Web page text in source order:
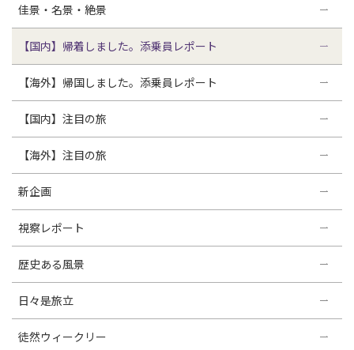
佳景・名景・絶景
【国内】帰着しました。添乗員レポート
【海外】帰国しました。添乗員レポート
【国内】注目の旅
【海外】注目の旅
新企画
視察レポート
歴史ある風景
日々是旅立
徒然ウィークリー